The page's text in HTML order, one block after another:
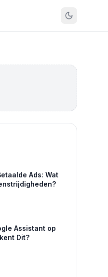
Ads: Wat
Assistant op
Dit?